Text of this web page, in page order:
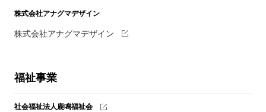
株式会社アナグマデザイン
株式会社アナグマデザイン
福祉事業
社会福祉法人鹿鳴福祉会